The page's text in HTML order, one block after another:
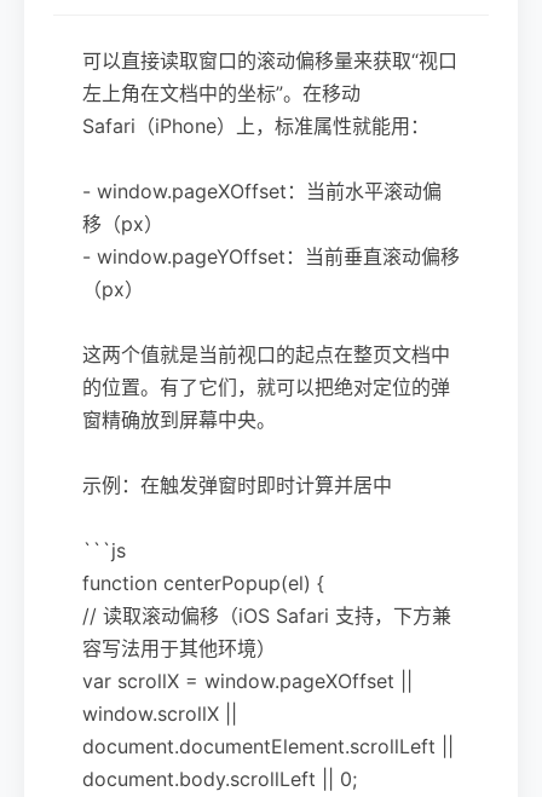
可以直接读取窗口的滚动偏移量来获取“视口
左上角在文档中的坐标”。在移动
Safari（iPhone）上，标准属性就能用：
- window.pageXOffset：当前水平滚动偏
移（px）
- window.pageYOffset：当前垂直滚动偏移
（px）
这两个值就是当前视口的起点在整页文档中
的位置。有了它们，就可以把绝对定位的弹
窗精确放到屏幕中央。
示例：在触发弹窗时即时计算并居中
```js
function centerPopup(el) {
// 读取滚动偏移（iOS Safari 支持，下方兼
容写法用于其他环境）
var scrollX = window.pageXOffset ||
window.scrollX ||
document.documentElement.scrollLeft ||
document.body.scrollLeft || 0;